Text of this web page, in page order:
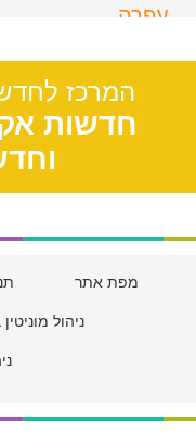
עפרה
המרכז
חדשות
מפת אתר
ניהול